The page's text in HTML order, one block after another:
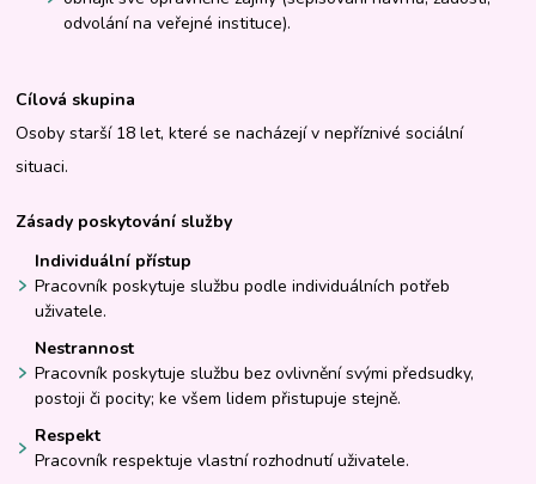
odvolání na veřejné instituce).
Cílová skupina
Osoby starší 18 let, které se nacházejí v nepříznivé sociální
situaci.
Zásady poskytování služby
Individuální přístup
Pracovník poskytuje službu podle individuálních potřeb
uživatele.
Nestrannost
Pracovník poskytuje službu bez ovlivnění svými předsudky,
postoji či pocity; ke všem lidem přistupuje stejně.
Respekt
Pracovník respektuje vlastní rozhodnutí uživatele.